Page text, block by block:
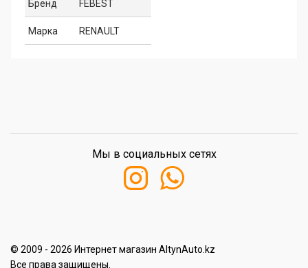
Бренд FEBEST
Марка RENAULT
© 2009 - 2026 Интернет магазин AltynAuto.kz
Все права защищены.
Мы в социальных сетях